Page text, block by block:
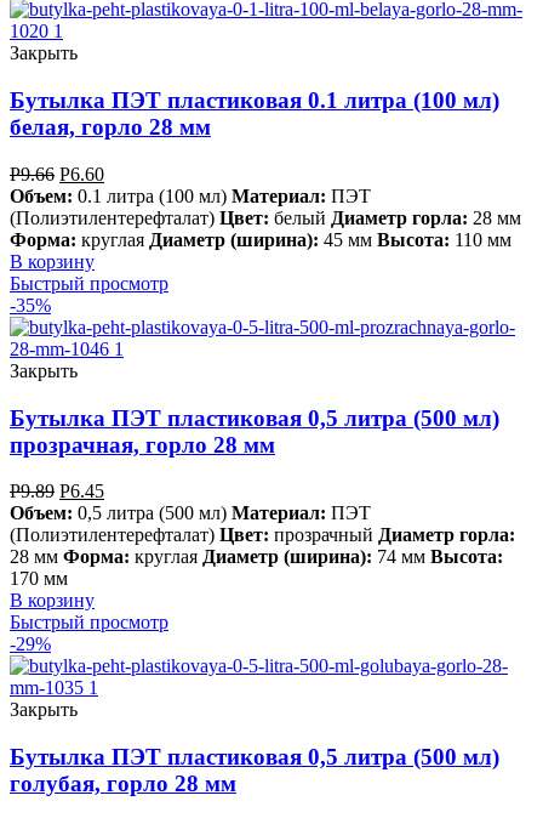
Закрыть
Бутылка ПЭТ пластиковая 0.1 литра (100 мл)
белая, горло 28 мм
Р9.66 Р6.60
Объем: 0.1 литра (100 мл) Материал: ПЭТ
(Полиэтилентерефталат) Цвет: белый Диаметр горла: 28 мм
Форма: круглая Диаметр (ширина): 45 мм Высота: 110 мм
В корзину
Быстрый просмотр
-35%
Закрыть
Бутылка ПЭТ пластиковая 0,5 литра (500 мл)
прозрачная, горло 28 мм
Р9.89 Р6.45
Объем: 0,5 литра (500 мл) Материал: ПЭТ
(Полиэтилентерефталат) Цвет: прозрачный Диаметр горла:
28 мм Форма: круглая Диаметр (ширина): 74 мм Высота:
170 мм
В корзину
Быстрый просмотр
-29%
Закрыть
Бутылка ПЭТ пластиковая 0,5 литра (500 мл)
голубая, горло 28 мм